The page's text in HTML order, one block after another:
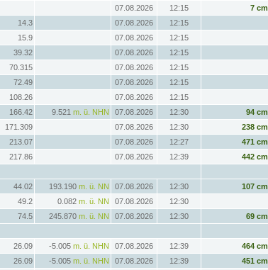
07.08.2026 12:15
7 cm
14.3 07.08.2026 12:15
15.9 07.08.2026 12:15
39.32 07.08.2026 12:15
70.315 07.08.2026 12:15
72.49 07.08.2026 12:15
108.26 07.08.2026 12:15
166.42 9.521 m. ü. NHN 07.08.2026 12:30 94 cm
171.309 07.08.2026 12:30
238 cm
213.07 07.08.2026 12:27
471 cm
217.86 07.08.2026 12:39
442 cm
44.02 193.190 m. ü. NN 07.08.2026 12:30 107 cm
49.2 0.082 m. ü. NN 07.08.2026 12:30
74.5 245.870 m. ü. NN 07.08.2026 12:30 69 cm
26.09 -5.005 m. ü. NHN 07.08.2026 12:39 464 cm
26.09 -5.005 m. ü. NHN 07.08.2026 12:39 451 cm